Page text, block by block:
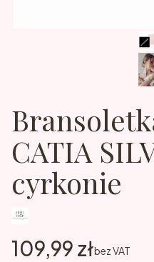
CATIA
cyrkonie
Cena
109,99 złbez VAT